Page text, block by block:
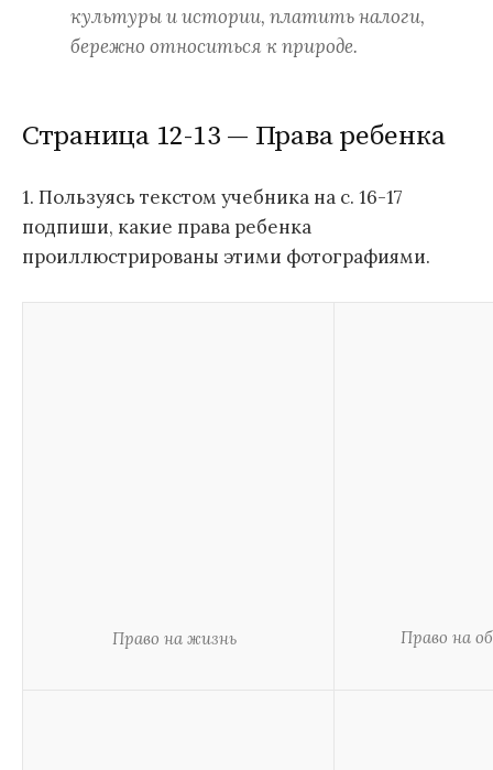
культуры и истории, платить налоги,
бережно относиться к природе.
Страница 12-13 — Права ребенка
1. Пользуясь текстом учебника на с. 16-17
подпиши, какие права ребенка
проиллюстрированы этими фотографиями.
Право на жизнь Право на